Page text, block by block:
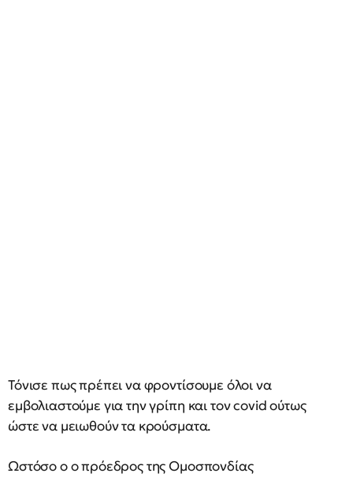
Τόνισε πως πρέπει να φροντίσουμε όλοι να
εμβολιαστούμε για την γρίπη και τον covid ούτως
ώστε να μειωθούν τα κρούσματα.
Ωστόσο ο ο πρόεδρος της Ομοσπονδίας